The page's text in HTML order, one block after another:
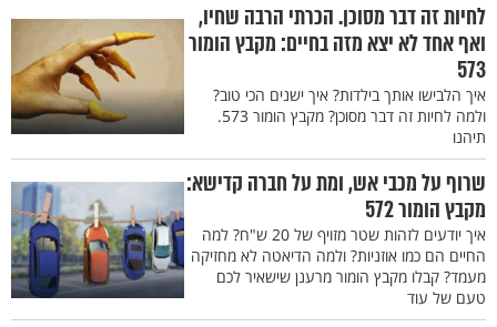
לחיות זה דבר מסוכן. הכרתי הרבה שחיו,
ואף אחד לא יצא מזה בחיים: מקבץ הומור
573
איך הלבישו אותך בילדות? איך ישנים הכי טוב?
ולמה לחיות זה דבר מסוכן? מקבץ הומור 573.
תיהנו
שרוף על מכבי אש, ומת על חברה קדישא:
מקבץ הומור 572
איך יודעים לזהות שטר מזויף של 20 ש"ח? למה
החיים הם כמו אוזניות? ולמה הדיאטה לא מחזיקה
מעמד? קבלו מקבץ הומור מרענן שישאיר לכם
טעם של עוד